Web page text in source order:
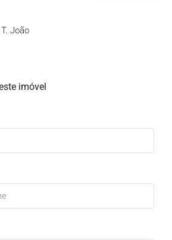
T. João
imóvel